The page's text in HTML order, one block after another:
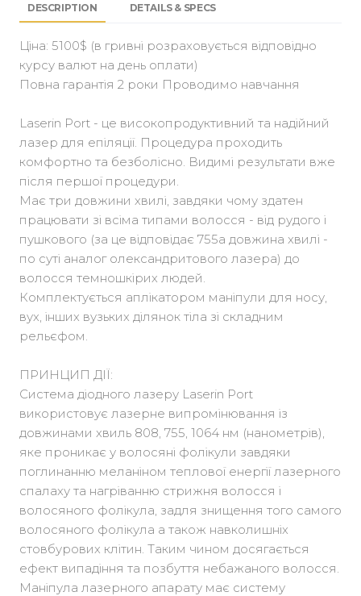
DESCRIPTION DETAILS & SPECS
Ціна: 5100$ (в гривні розраховується відповідно
курсу валют на день оплати)
Повна гарантія 2 роки Проводимо навчання
Laserin Port - це високопродуктивний та надійний
лазер для епіляції. Процедура проходить
комфортно та безболісно. Видимі результати вже
після першої процедури.
Має три довжини хвилі, завдяки чому здатен
працювати зі всіма типами волосся - від рудого і
пушкового (за це відповідає 755а довжина хвилі -
по суті аналог олександритового лазера) до
волосся темношкірих людей.
Комплектується аплікатором маніпули для носу,
вух, інших вузьких ділянок тіла зі складним
рельєфом.
ПРИНЦИП ДІЇ:
Система діодного лазеру Laserin Port
використовує лазерне випромінювання із
довжинами хвиль 808, 755, 1064 нм (нанометрів),
яке проникає у волосяні фолікули завдяки
поглинанню меланіном теплової енергії лазерного
спалаху та нагріванню стрижня волосся і
волосяного фолікула, задля знищення того самого
волосяного фолікула а також навколишніх
стовбурових клітин. Таким чином досягається
ефект випадіння та позбуття небажаного волосся.
Маніпула лазерного апарату має систему